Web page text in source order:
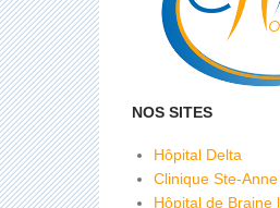
NOS SITES
Hôpital Delta
Clinique Ste-
Hôpital de Braine